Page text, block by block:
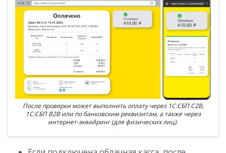
После проверки может выполнить оплату через 1С:СБП C2B,
1С:СБП B2B или по банковским реквизитам, а также через
интернет-эквайринг (для физических лиц).